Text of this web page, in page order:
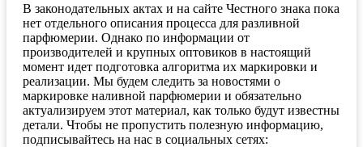
В законодательных актах и на сайте Честного знака пока
нет отдельного описания процесса для разливной
парфюмерии. Однако по информации от
производителей и крупных оптовиков в настоящий
момент идет подготовка алгоритма их маркировки и
реализации. Мы будем следить за новостями о
маркировке наливной парфюмерии и обязательно
актуализируем этот материал, как только будут известны
детали. Чтобы не пропустить полезную информацию,
подписывайтесь на нас в социальных сетях: